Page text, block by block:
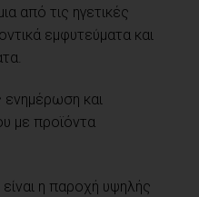
από τις ηγετικές
εμφυτεύματα και
ενημέρωση και
με προϊόντα
η παροχή υψηλής